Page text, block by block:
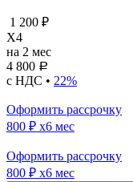
1 200 ₽
X4
на 2 мес
4 800 Р
с НДС • 22%
Оформить рассрочку
800 ₽ x6 мес
Оформить рассрочку
800 ₽ x6 мес